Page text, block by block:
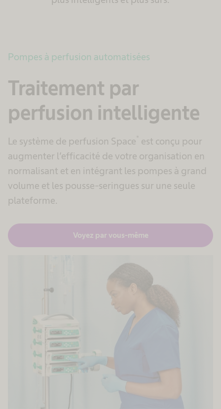
Pompes à perfusion automatisées
Traitement par
perfusion intelligente
Le système de perfusion Space est conçu pour
augmenter l’efficacité de votre organisation en
normalisant et en intégrant les pompes à grand
volume et les pousse-seringues sur une seule
plateforme.
Voyez par vous-même